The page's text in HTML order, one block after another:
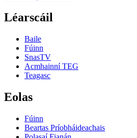
Léarscáil
Baile
Fúinn
SnasTV
Acmhainní TEG
Teagasc
Eolas
Fúinn
Beartas Príobháideachais